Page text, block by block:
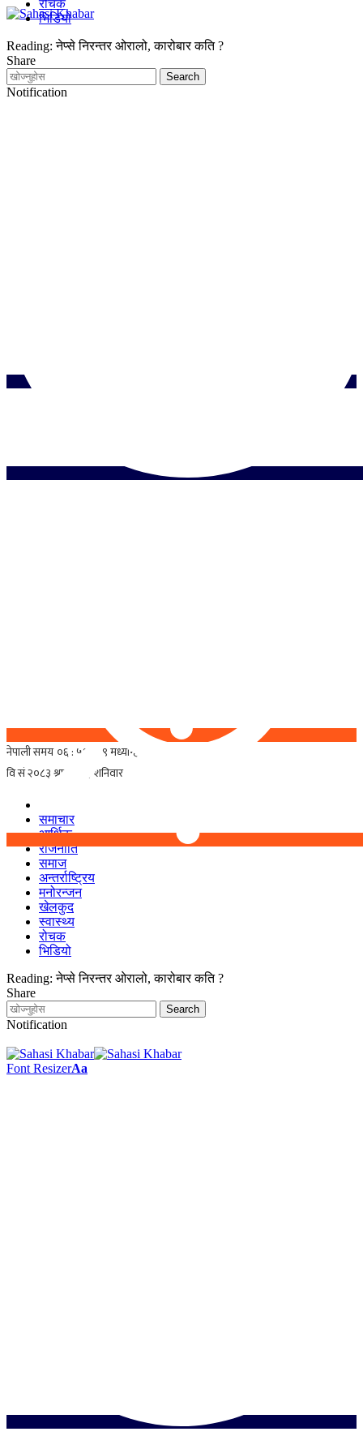
समाचार
आर्थिक
राजनीति
समाज
अन्तर्राष्ट्रिय
मनोरन्जन
खेलकुद
स्वास्थ्य
रोचक
भिडियो
Reading: नेप्से निरन्तर ओरालो, कारोबार कति ?
Share
Notification
रोचक
भिडियो
Reading: नेप्से निरन्तर ओरालो, कारोबार कति ?
Share
Notification
Font ResizerAa